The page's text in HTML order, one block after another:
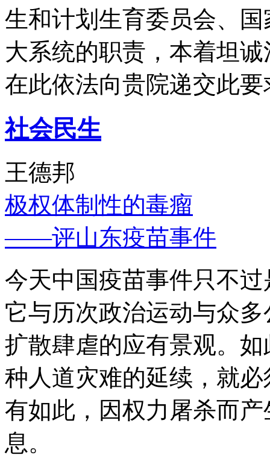
生和计划生育委员会、
大系统的职责，本着坦
在此依法向贵院递交此要
社会民生
王德邦
极权体制性的毒瘤
——评山东疫苗事件
今天中国疫苗事件只不
它与历次政治运动与众
扩散肆虐的应有景观。
种人道灾难的延续，就
有如此，因权力屠杀而
息。